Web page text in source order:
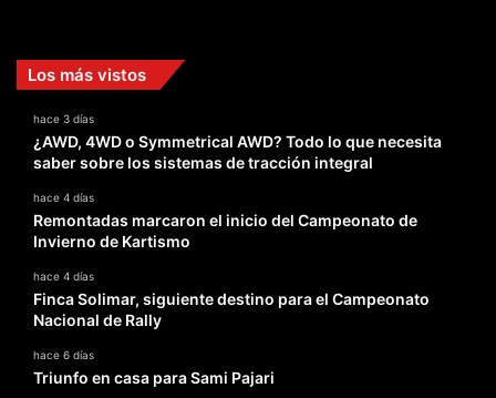
Los más vistos
hace 3 días
¿AWD, 4WD o Symmetrical AWD? Todo lo que necesita
saber sobre los sistemas de tracción integral
hace 4 días
Remontadas marcaron el inicio del Campeonato de
Invierno de Kartismo
hace 4 días
Finca Solimar, siguiente destino para el Campeonato
Nacional de Rally
hace 6 días
Triunfo en casa para Sami Pajari